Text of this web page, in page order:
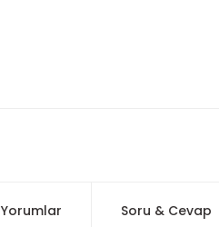
Yorumlar Soru & Cevap